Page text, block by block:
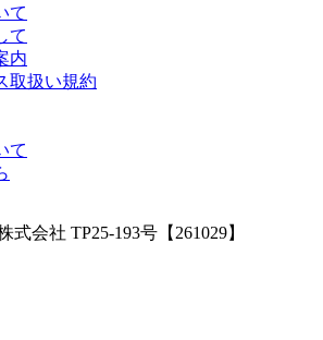
て
て
内
取扱い規約
て
会社 TP25-193号【261029】